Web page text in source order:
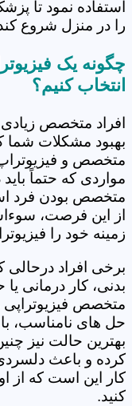
استفاده نمود تا
را در منزل شروع
چگونه یک
انتخاب کنیم؟
افراد متخصص
بهبود مشکلات شما
متخصص و
مواردی که حتماً باید
متخصص بودن فرد
از این فرصت،
زمینه خود را
برخی افراد درحالی
بدنی، کار درمانی
متخصص فیزیوتراپی
حل های نامناسب،
بهترین حالت نیز
کرده و باعث
کار این است که از
کنید.